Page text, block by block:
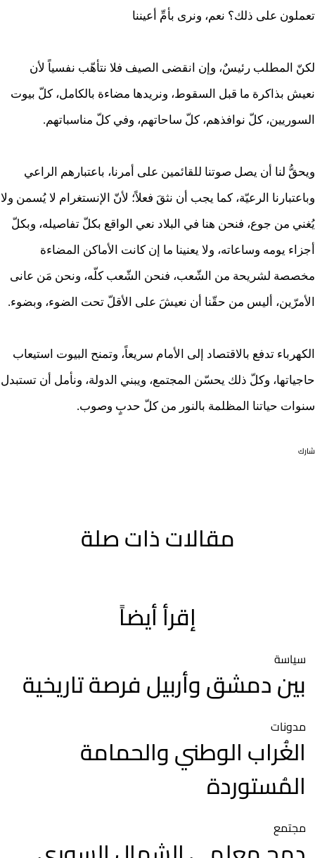
تعملون على ذلك؟ نعم، ونرى بأمِّ أعيننا
لكنّ المطلب رئيسٌ، وإن انقضى الصيف فلا نتأهّب نفسياً لأن
نعيش بذاكرة ما قبل السقوط، ونريدها مضاءة بالكامل، كلّ بيوت
السوريين، كلّ نوافذهم، كلّ ساحاتهم، وفي كلّ مناسباتهم.
ويحقُّ لنا أن يصل صوتنا للقائمين على أمرنا، باعتبارهم الراعي
وباعتبارنا الرعيّة، كما يجب أن نثقَ فعلاً؛ لأنّ الإنستغرام لا يُسمن ولا
يُغني من جوع، فنحن هنا في البلاد نعي الواقع بكلّ تفاصيله، وبكلّ
أجزاء يومه وساعاته، ولا يعنينا ما إن كانت الأماكن المضاءة
مخصصة لشريحة من الشّعب، فنحن الشّعب كلّه، ونحن مَن عانى
الأمرّين، أليس من حقّنا أن نعيشَ على الأقلّ تحت الضوء، وبضوء.
الكهرباء تدفع بالاقتصاد إلى الأمام سريعاً، وتمنح البيوت استيعاب
حاجياتها، وكلّ ذلك يحسّن المجتمع، ويبني الدولة، ونأمل أن تستبدل
سنوات حياتنا المظلمة بالنور من كلّ حدبٍ وصوب.
شارك
مقالات ذات صلة
إقرأ أيضاً
سياسة
بين دمشق وأربيل فرصة تاريخية
مدونات
الغُراب الوطني والحمامة
المُستوردة
مجتمع